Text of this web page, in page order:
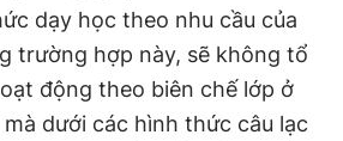
dạy học theo nhu cầu của
trường hợp này, sẽ không tổ
động theo biên chế lớp ở
dưới các hình thức câu lạc